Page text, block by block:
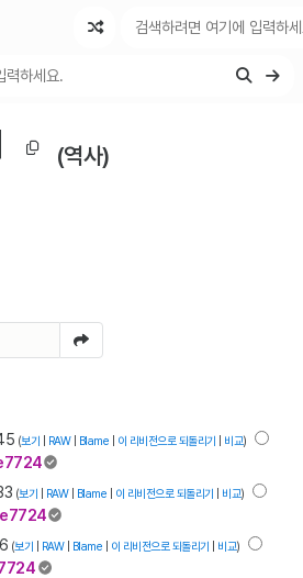
(역사)
(보기 RAW| Blame 이 리비전으로 되돌리기 비교)
(보기 RAW| Blame 이 리비전으로 되돌리기 비교)
(보기 RAW| Blame 이 리비전으로 되돌리기 비교)